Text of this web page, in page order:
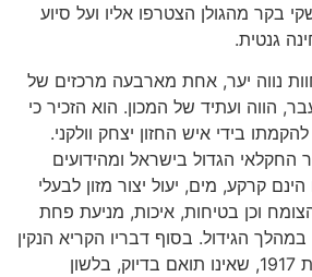
בקר מהגולן הצטרפו אליו ועל סיוע
גנטית.
נווה יער, אחת מארבעה מרכזים של
, הווה ועתיד של המכון. הוא הזכיר כי
בידי איש החזון יצחק וולקני.
החקלאי הגדול בישראל ומהידועים
הינם קרקע, מים, יעול יצור מזון לבעלי
וכן בטיחות, איכות, מניעת פחת
הגידול. בסוף דבריו הקריא הנקין
שאינו תואם בדיוק, בלשון